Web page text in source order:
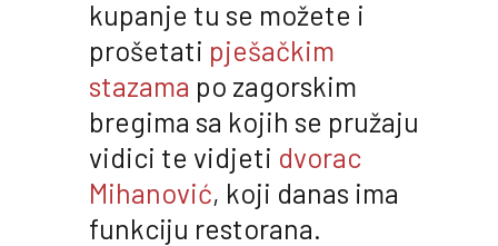
kupanje tu se možete i
prošetati pješačkim
stazama po zagorskim
bregima sa kojih se pružaju
vidici te vidjeti dvorac
Mihanović, koji danas ima
funkciju restorana.